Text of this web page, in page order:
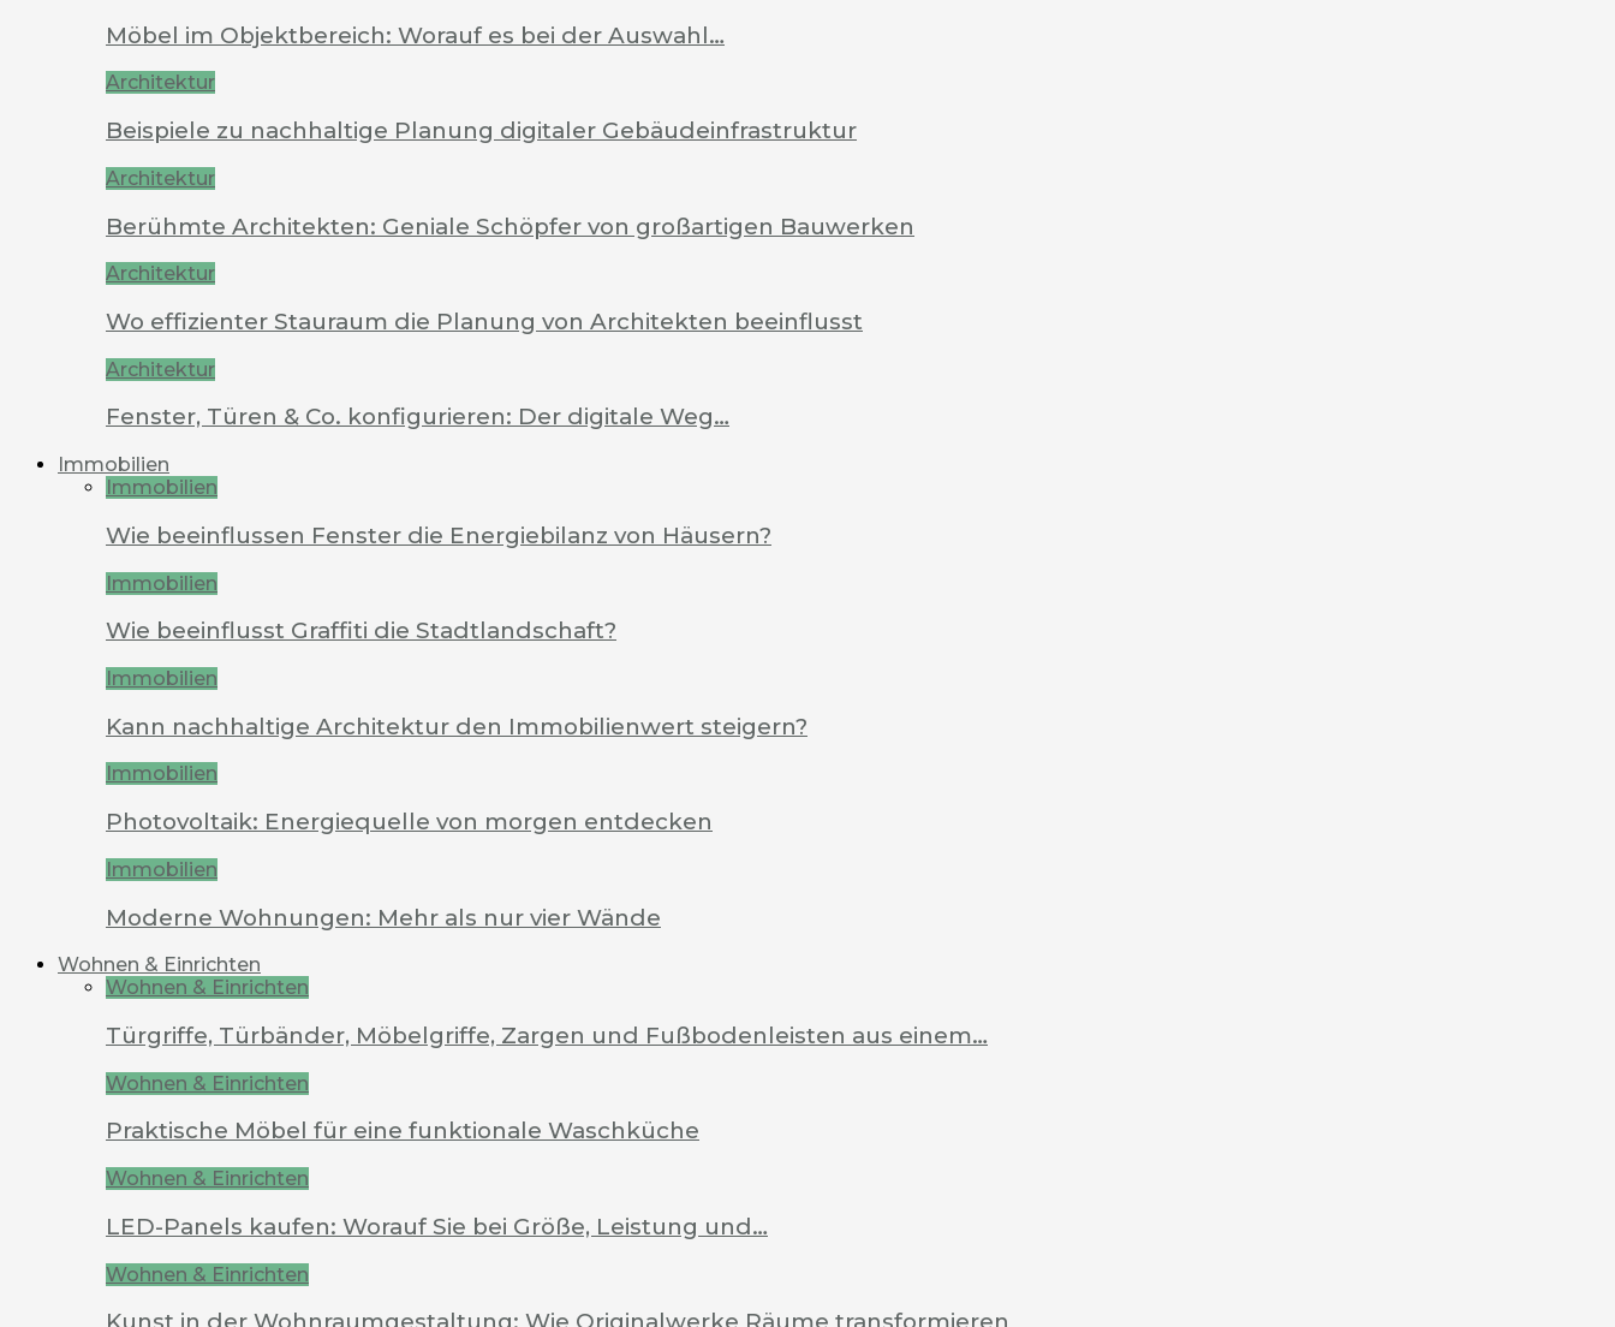
Möbel im Objektbereich: Worauf es bei der Auswahl…
Architektur
Beispiele zu nachhaltige Planung digitaler Gebäudeinfrastruktur
Architektur
Berühmte Architekten: Geniale Schöpfer von großartigen Bauwerken
Architektur
Wo effizienter Stauraum die Planung von Architekten beeinflusst
Architektur
Fenster, Türen & Co. konfigurieren: Der digitale Weg…
Immobilien
Immobilien
Wie beeinflussen Fenster die Energiebilanz von Häusern?
Immobilien
Wie beeinflusst Graffiti die Stadtlandschaft?
Immobilien
Kann nachhaltige Architektur den Immobilienwert steigern?
Immobilien
Photovoltaik: Energiequelle von morgen entdecken
Immobilien
Moderne Wohnungen: Mehr als nur vier Wände
Wohnen & Einrichten
Wohnen & Einrichten
Türgriffe, Türbänder, Möbelgriffe, Zargen und Fußbodenleisten aus einem…
Wohnen & Einrichten
Praktische Möbel für eine funktionale Waschküche
Wohnen & Einrichten
LED-Panels kaufen: Worauf Sie bei Größe, Leistung und…
Wohnen & Einrichten